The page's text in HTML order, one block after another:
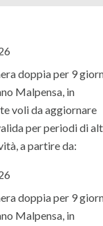
due diversi
presso le
funzionali e
superior del
disponibili con
di 3 o 4
a pale, TV
cassetta di
doppia per 9
Malpensa, in
voli da aggiornare
per periodi di
a partire da:
doppia per 9
Malpensa, in